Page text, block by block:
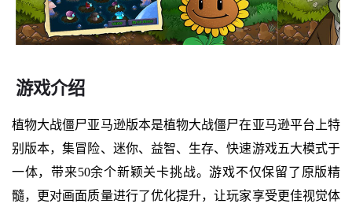
游戏介绍
植物大战僵尸亚马逊版本是植物大战僵尸在亚马逊平台上特
别版本，集冒险、迷你、益智、生存、快速游戏五大模式于
一体，带来50余个新颖关卡挑战。游戏不仅保留了原版精
髓，更对画面质量进行了优化提升，让玩家享受更佳视觉体